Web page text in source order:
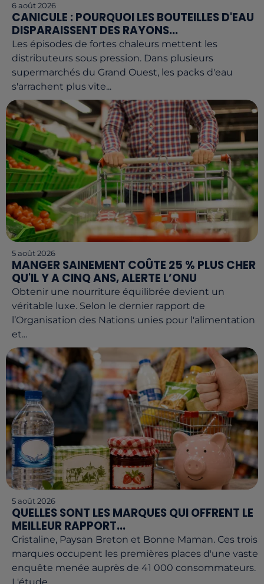
6 août 2026
CANICULE : POURQUOI LES BOUTEILLES D'EAU
DISPARAISSENT DES RAYONS...
Les épisodes de fortes chaleurs mettent les
distributeurs sous pression. Dans plusieurs
supermarchés du Grand Ouest, les packs d'eau
s'arrachent plus vite...
5 août 2026
MANGER SAINEMENT COÛTE 25 % PLUS CHER
QU'IL Y A CINQ ANS, ALERTE L’ONU
Obtenir une nourriture équilibrée devient un
véritable luxe. Selon le dernier rapport de
l’Organisation des Nations unies pour l'alimentation
et...
5 août 2026
QUELLES SONT LES MARQUES QUI OFFRENT LE
MEILLEUR RAPPORT...
Cristaline, Paysan Breton et Bonne Maman. Ces trois
marques occupent les premières places d'une vaste
enquête menée auprès de 41 000 consommateurs.
L'étude...